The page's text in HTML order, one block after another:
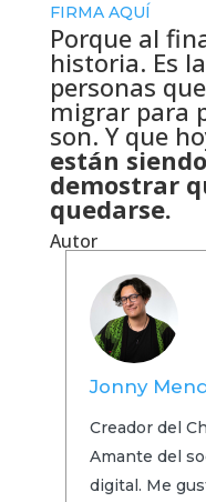
FIRMA AQUÍ
Porque al
historia. Es
personas
migrar para
son. Y que
están
demostrar
quedarse.
Autor
Jonny
Creador del
Amante del
digital. Me